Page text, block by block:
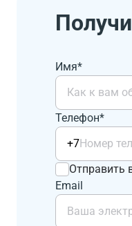
Имя*
Телефон*
+7
Отправить
Email